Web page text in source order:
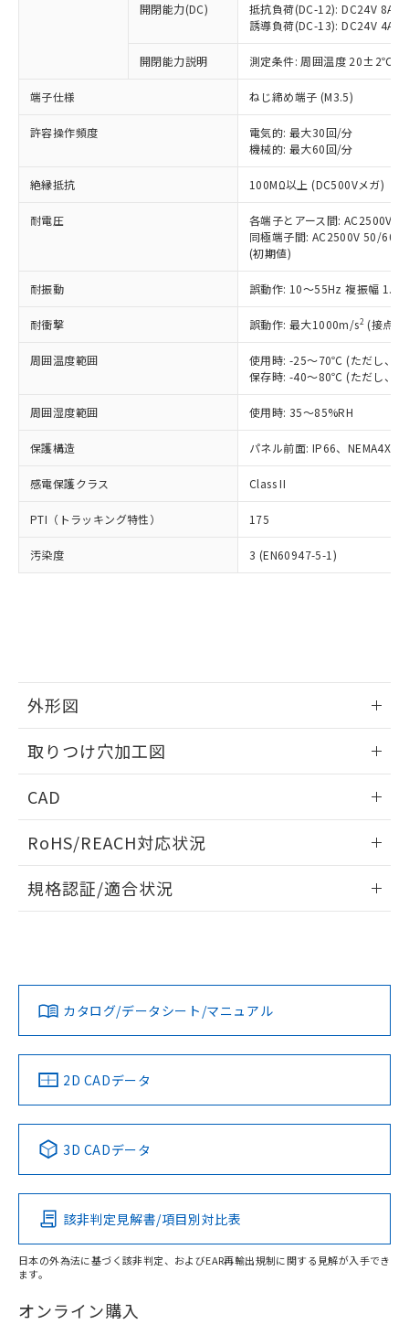
開閉能力(DC)
抵抗負荷(DC-12): DC24V 8A/
誘導負荷(DC-13): DC24V 4A/
開閉能力説明 測定条件: 周囲温度 20±2℃、
端子仕様 ねじ締め端子 (M3.5)
許容操作頻度
電気的: 最大30回/分
機械的: 最大60回/分
絶縁抵抗 100MΩ以上 (DC500Vメガ)
耐電圧
各端子とアース間: AC2500V
同極端子間: AC2500V 50/
(初期値)
耐振動 誤動作: 10～55Hz 複振幅
耐衝撃 誤動作: 最大1000m/s2 (接点
周囲温度範囲
使用時: -25～70℃ (ただし、氷
保存時: -40～80℃ (ただし、氷
周囲湿度範囲 使用時: 35～85%RH
保護構造 パネル前面: IP66、NEMA4X,
感電保護クラス Class II
PTI（トラッキング特性） 175
汚染度 3 (EN60947-5-1)
外形図
取りつけ穴加工図
CAD
ドすることができます。
ログイン/会員登録
ダウンロードデータをご利用いただく前に、以下を必ずお読
みください。
ソフトウェアの使用条件
RoHS/REACH対応状況
EU RoHS 注意事項・凡例
対応済み
中国 RoHS 注意事項・凡例
Pb Hg Cd Cr(VI)
O
在庫等で未対応品が混在する可能性があります。
規格認証/適合状況
LR型式承認
（イギリス
船舶規格）
DNV型式承認
（ノルウェー
BV型式承認
（フランス
KR型式
（韓国
No No No No
この製品の規格認証/適合状況ページへ
その他の認証はこちらのページからご検索ください
カタログ/データシート/マニュアル
2D CADデータ
3D CADデータ
該非判定見解書/項目別対比表
日本の外為法に基づく該非判定、およびEAR再輸出規制に関する見解が入手でき
ます。
オンライン購入
以下の条件をお読みいただき、同意のうえ
ご利用ください。
本サービスは、当社制御機器事業取扱
商品の当社在庫状況および標準価格
(税抜)を提供させていただくもので
当社制御機器事業取扱商品の中には、
本サービスの対象外となる商品もある
ことをご了承ください。
在庫状況および標準価格照会結果は、
記載している更新日時点での社内デー
タに基づき作成されるものであり、閲
覧された時点での実際の在庫および標
準価格とは異なる場合があることをご
正式な納期状況および標準価格はお客
様のお取引先、またはお客様担当のオ
ムロン制御機器販売店・当社販売員に
オムロン制御機器販売店や当社販売拠
販売ネットワーク
」をご確認
在庫状況および標準価格結果を当社の
事前の承諾なく第三者に漏洩または開
示しないようお願いします。
マイパーツ機能（部品リスト作成サー
ビス）をご利用いただくには、I-Web
品・サービスに関するお客様との取
の共同利用に関して"
用者の範囲」に記載されている法人を
対応予定なし：EU RoHS指令（10物質）の
非含有に非対応の商品で、対応品を出す予
調査・確認中：EU RoHS指令（10物質）の
非含有の対応状況を調査中または確認中の
商品です。
非該当品：ライセンス料など無形物で、有
害物質有無と関係のない商品です。
仕入先様の事情により、非含有部品として
いたものが、含有品と判明した場合などや
むを得ず変更することがあります。
鉛(Pb) 1000ppm以下、 水銀(Hg) 1000ppm以下、 カド
六価クロム(Cr(Ⅵ)) 1000ppm以下、ポリ臭化ビフェニル
類(PBB) 1000ppm以下、ポリ臭化ジフェニルエーテル類
ルベンジル（BBP） 1000ppm以下、フタル酸ジブチル
（DBP） 1000ppm以下、フタル酸ジイソブチル
但し、RoHS指令で産業用監視および制御機器に対する
適用除外項目は除く。
フタル酸エステル類の４物質については閾値を超える意
図的な使用がないことを確認しています。
部品在庫の切り替え状況などにより、予定
月が前後することがあります。
EU RoHS指令（10物質）の非含有証明書
51物質の非含有証明書（当社基準）
※本証明書は発行日時点で非含有を証明す
物質の対応では、対応完了までの期間は出
荷製品に未対応品が混在することから備考
欄に対応日を記載しておりました。
既に当社にて対応品への在庫切替を完了
「○」：最大均質材料含有率が中国RoHSの
基準値以下であることを示します。
「×」：最大均質材料含有率が中国RoHSの
基準値を超えていることを示します。
「－」：未確認です。当社販売部門へお問
*中国RoHS10物質の基準値 (GB/T26572)：
Pb(鉛) :1000ppm、 Hg(水銀) : 1000ppm、 Cd(カドミウ
Cr(Ⅵ)(六価クロム) : 1000ppm、 PBBs(ポリ臭化ビフェ
ニル類) : 1000ppm、 PBDEs(ポリ臭化ジフェニルエーテ
ル類) : 1000ppm、
DBP(フタル酸ジブチル) : 1000ppm、 DIBP(フタル酸ジ
イソブチル) : 1000ppm、 BBP(フタル酸ブチルベンジ
DEHP(フタル酸ビス(2-エチルヘキシル)) : 1000ppm
「ｅ」：有害物質（10物質）のすべてが基
準値以下であることを示します。
「10」：通常の使用状況下において有害物
質が外部に漏えいし、環境に深刻な影響を
及ぼさない年数を意味します。
当社は、これら貴社製品のうち、外国
為替および外国貿易法に定める商品
（以下｢規制貨物等」という）を輸出
または国外への提供する場合は、日本
国政府の輸出許可(または役務取引許
可)を取得するなどの必要な手続きを
当社は規制貨物を破棄する場合は、完
全に破砕するなど、違法に輸出されな
いよう必要な手段を講じます。
当社は貴社製品を、核兵器、ミサイ
ル、化学兵器、生物兵器またはその他
武器並びにこれらの製造装置等に一切
当社は、貴社製品を第三者に販売する
場合は、上記1、2および3の内容を当
該第三者に通知します。また当社は、
販売先および販売に係わる関係者が違
法に輸出するおそれがある場合は、取
り引きをいたしません。
一定数以上の在庫あり
一定数には満たないが在庫あり
在庫なし(最新の在庫状況につ
いては、お客様のお取引先、ま
たはお客様担当のオムロン制御
機器販売店・当社販売員にご確
受注生産機種、また在庫状況の
情報を公開していない機種